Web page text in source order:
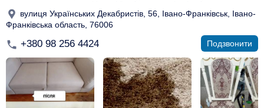
вулиця Українських Декабристів, 56, Івано-Франківськ, Івано-
Франківська область, 76006
+380 98 256 4424 Подзвонити